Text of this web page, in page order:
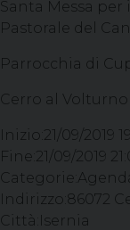
Santa Messa
Pastorale del
Parrocchia di
Cerro al Volturno
Inizio: 21/09/2019
Fine: 21/09/2019
Categorie:
Indirizzo: 86072
Città: Isernia